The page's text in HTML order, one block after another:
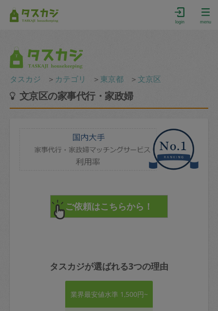
login menu
タスカジ ＞ カテゴリ ＞ 東京都 ＞文京区
文京区の家事代行・家政婦
タスカジが選ばれる3つの理由
業界最安値水準 1,500円~